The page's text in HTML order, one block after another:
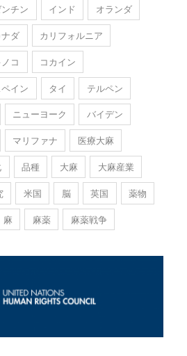
チン インド
オランダ
ダ
カリフォルニア
コ
コカイン
イン タイ
テルペン
ニューヨーク
バイデン
マリファナ
医療大麻
品種 大麻
大麻産業
米国 脳 英国
薬物
麻 麻薬 麻薬戦争